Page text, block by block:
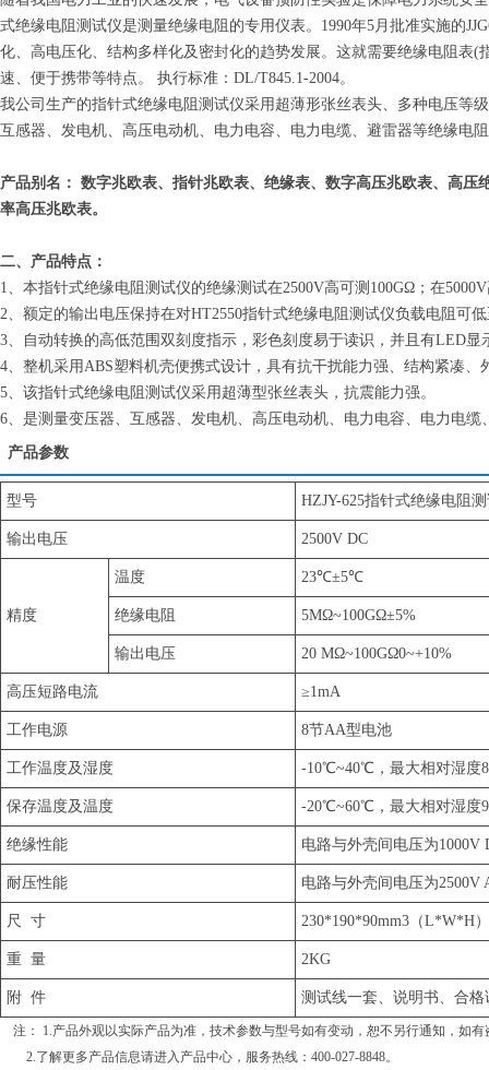
式绝缘电阻测试仪是测量绝缘电阻的专用仪表。1990年5月批准实施的
化、高电压化、结构多样化及密封化的趋势发展。这就需要绝缘电阻表
速、便于携带等特点。 执行标准：DL/T845.1-2004。
我公司生产的指针式绝缘电阻测试仪采用超薄形张丝表头、多种电压等
互感器、发电机、高压电动机、电力电容、电力电缆、避雷器等绝缘电
产品别名： 数字兆欧表、指针兆欧表、绝缘表、数字高压兆欧表、高
率高压兆欧表。
二、产品特点：
1、本指针式绝缘电阻测试仪的绝缘测试在2500V高可测100GΩ；在
2、额定的输出电压保持在对HT2550指针式绝缘电阻测试仪负载电阻可
3、自动转换的高低范围双刻度指示，彩色刻度易于读识，并且有LED显
4、整机采用ABS塑料机壳便携式设计，具有抗干扰能力强、结构紧凑、
5、该指针式绝缘电阻测试仪采用超薄型张丝表头，抗震能力强。
6、是测量变压器、互感器、发电机、高压电动机、电力电容、电力电
产品参数
型号 HZJY-625指针式绝缘电阻
输出电压 2500V DC
精度
温度 23℃±5℃
绝缘电阻 5MΩ~100GΩ±5%
输出电压 20 MΩ~100GΩ0~+10%
高压短路电流 ≥1mA
工作电源 8节AA型电池
工作温度及湿度 -10℃~40℃，最大相对湿度
保存温度及温度 -20℃~60℃，最大相对湿度
绝缘性能 电路与外壳间电压为1000V
耐压性能 电路与外壳间电压为2500V
尺 寸 230*190*90mm3（L*W*H）
重 量 2KG
附 件 测试线一套、说明书、合格
注： 1.产品外观以实际产品为准，技术参数与型号如有变动，恕不另行通知，如
2.了解更多产品信息请进入 产品中心 ，服务热线：400-027-8848。